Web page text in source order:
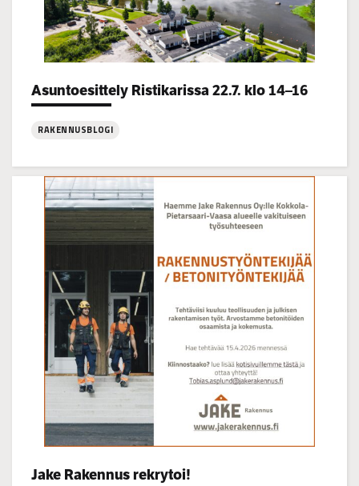
Asuntoesittely Ristikarissa 22.7. klo 14–16
Categories:
RAKENNUSBLOGI
Asuntoesittely
Ristikarissa
22.7.
14–
Jake Rakennus rekrytoi!
Categories: